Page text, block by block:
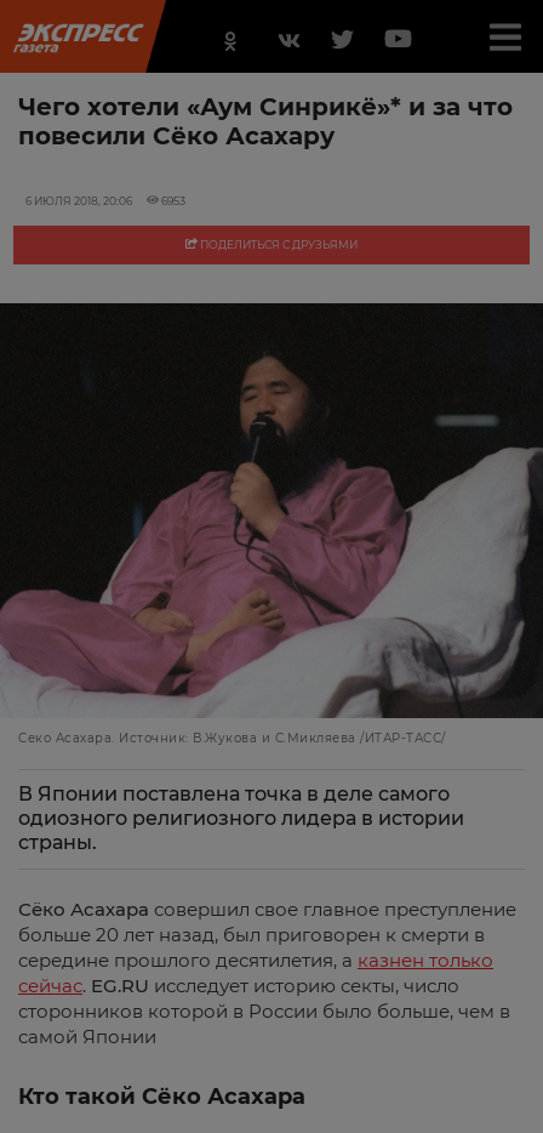
Чего хотели «Аум Синрикё»* и за что
повесили Сёко Асахару
6 ИЮЛЯ 2018, 20:06 6953
ПОДЕЛИТЬСЯ С ДРУЗЬЯМИ
Секо Асахара. Источник: В.Жукова и С.Микляева /ИТАР-ТАСС/
В Японии поставлена точка в деле самого
одиозного религиозного лидера в истории
страны.
Сёко Асахара совершил свое главное преступление
больше 20 лет назад, был приговорен к смерти в
середине прошлого десятилетия, а казнен только
сейчас. EG.RU исследует историю секты, число
сторонников которой в России было больше, чем в
самой Японии
Кто такой Сёко Асахара